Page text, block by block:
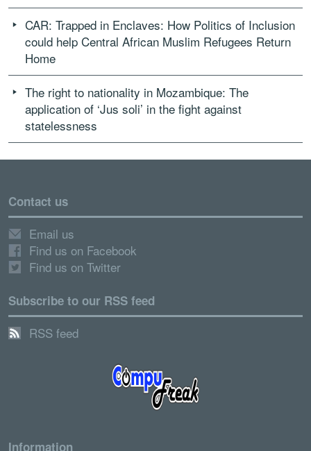
CAR: Trapped in Enclaves: How Politics of Inclusion
could help Central African Muslim Refugees Return
Home
The right to nationality in Mozambique: The
application of ‘Jus soli’ in the fight against
statelessness
Contact us
Email us
Find us on Facebook
Find us on Twitter
Subscribe to our RSS feed
RSS feed
Information